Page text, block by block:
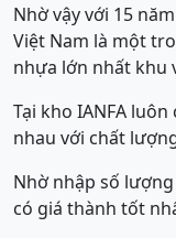
Nhờ vậy với 15
Việt Nam là một
nhựa lớn nhất khu
Tại kho IANFA
nhau với chất
Nhờ nhập số
có giá thành tốt